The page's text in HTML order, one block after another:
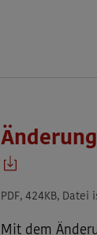
PDF, 424KB,
Mit dem